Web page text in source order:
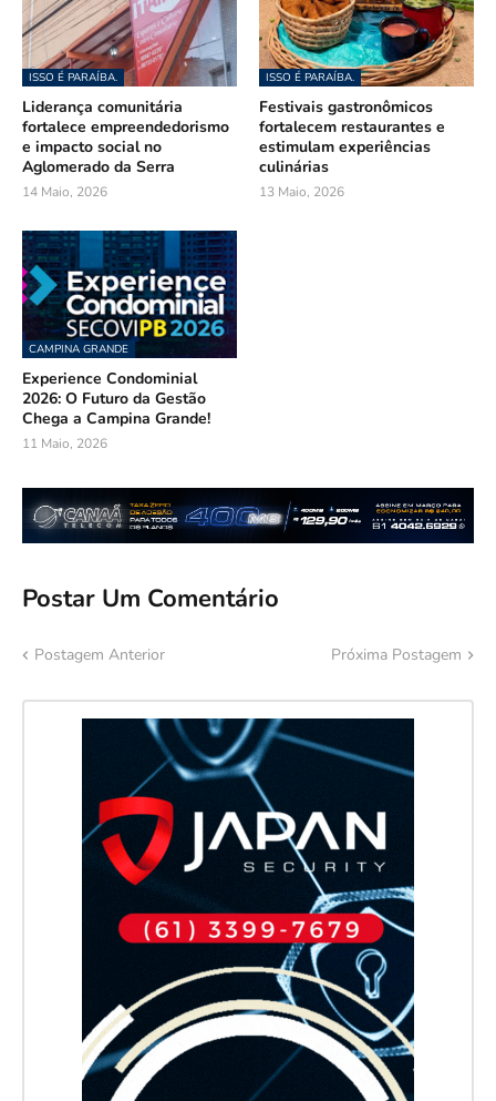
ISSO É PARAÍBA.
Liderança comunitária
fortalece empreendedorismo
e impacto social no
Aglomerado da Serra
14 Maio, 2026
ISSO É PARAÍBA.
Festivais gastronômicos
fortalecem restaurantes e
estimulam experiências
culinárias
13 Maio, 2026
CAMPINA GRANDE
Experience Condominial
2026: O Futuro da Gestão
Chega a Campina Grande!
11 Maio, 2026
Postar Um Comentário
Postagem Anterior Próxima Postagem